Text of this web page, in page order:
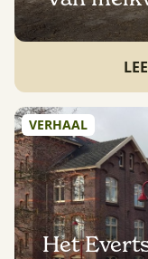
VERHAAL
Het